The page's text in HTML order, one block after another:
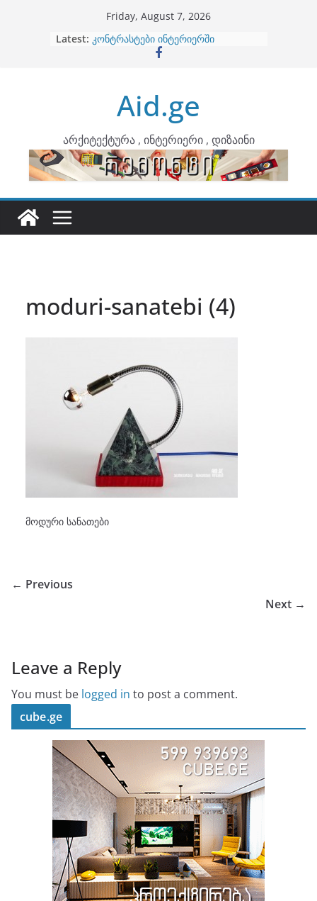
Friday, August 7, 2026
Latest: ბინების გაერთიანება
კონტრასტები ინტერიერში
ინტერიერის დიზიანი
არტემიდი წარმოგიდგენთ
Aid.ge
არქიტექტურა , ინტერიერი , დიზაინი
moduri-sanatebi (4)
მოდური სანათები
← Previous
Next →
Leave a Reply
You must be logged in to post a comment.
cube.ge